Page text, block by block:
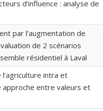
d’influence : analyse de
par l’augmentation de
de 2 scénarios
résidentiel à Laval
intra et
approche entre valeurs et